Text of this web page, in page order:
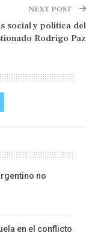
un bien
que
de
El
NEXT POST
social y política del
Rodrigo Paz
no
en el conflicto